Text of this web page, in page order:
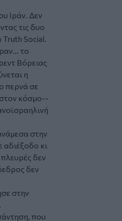
Ιράν. Δεν
τις δυο
Truth Social.
το
Βόρειας
η
περνά σε
στον κόσμο--
στην
κι
δεν
δεν
στην
που